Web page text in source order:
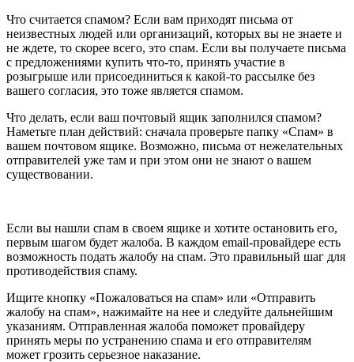
Что считается спамом? Если вам приходят письма от
неизвестных людей или организаций, которых вы не знаете и
не ждете, то скорее всего, это спам. Если вы получаете письма
с предложениями купить что-то, принять участие в
розыгрыше или присоединиться к какой-то рассылке без
вашего согласия, это тоже является спамом.
Что делать, если ваш почтовый ящик заполнился спамом?
Наметьте план действий: сначала проверьте папку «Спам» в
вашем почтовом ящике. Возможно, письма от нежелательных
отправителей уже там и при этом они не знают о вашем
существовании.
Если вы нашли спам в своем ящике и хотите остановить его,
первым шагом будет жалоба. В каждом email-провайдере есть
возможность подать жалобу на спам. Это правильный шаг для
противодействия спаму.
Ищите кнопку «Пожаловаться на спам» или «Отправить
жалобу на спам», нажимайте на нее и следуйте дальнейшим
указаниям. Отправленная жалоба поможет провайдеру
принять меры по устранению спама и его отправителям
может грозить серьезное наказание.